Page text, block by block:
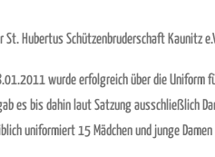
Hubertus Schützenbruderschaft Kaunitz
wurde erfolgreich über die
es bis dahin laut Satzung ausschließlich
uniformiert 15 Mädchen und junge Damen